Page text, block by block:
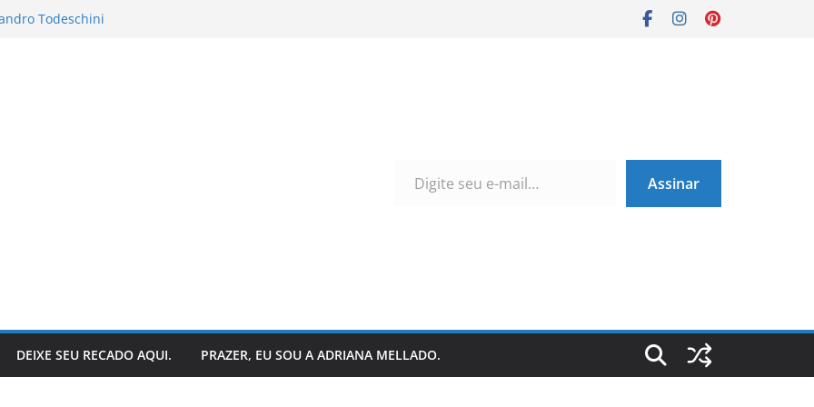
Todeschini
suas histórias favoritas?
Assinar
DEIXE SEU RECADO AQUI. PRAZER, EU SOU A ADRIANA MELLADO.